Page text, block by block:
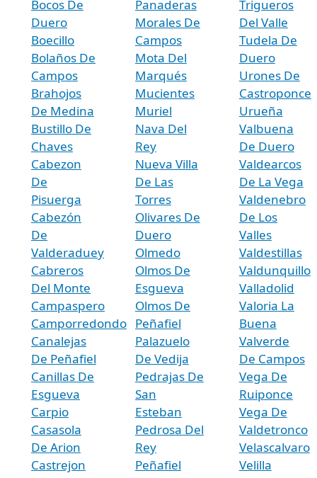
Bocos De
Duero
Boecillo
Bolaños De
Campos
Brahojos
De Medina
Bustillo De
Chaves
Cabezon
De
Pisuerga
Cabezón
De
Valderaduey
Cabreros
Del Monte
Campaspero
Camporredondo
Canalejas
De Peñafiel
Canillas De
Esgueva
Carpio
Casasola
De Arion
Castrejon
Panaderas
Morales De
Campos
Mota Del
Marqués
Mucientes
Muriel
Nava Del
Rey
Nueva Villa
De Las
Torres
Olivares De
Duero
Olmedo
Olmos De
Esgueva
Olmos De
Peñafiel
Palazuelo
De Vedija
Pedrajas De
San
Esteban
Pedrosa Del
Rey
Peñafiel
Trigueros
Del Valle
Tudela De
Duero
Urones De
Castroponce
Urueña
Valbuena
De Duero
Valdearcos
De La Vega
Valdenebro
De Los
Valles
Valdestillas
Valdunquillo
Valladolid
Valoria La
Buena
Valverde
De Campos
Vega De
Ruiponce
Vega De
Valdetronco
Velascalvaro
Velilla